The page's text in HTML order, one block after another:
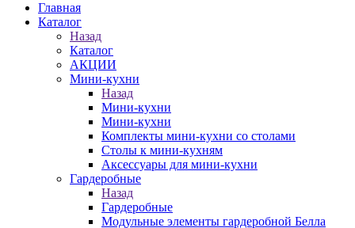
Главная
Каталог
Назад
Каталог
АКЦИИ
Мини-кухни
Назад
Мини-кухни
Мини-кухни
Комплекты мини-кухни со столами
Столы к мини-кухням
Аксессуары для мини-кухни
Гардеробные
Назад
Гардеробные
Модульные элементы гардеробной Белла